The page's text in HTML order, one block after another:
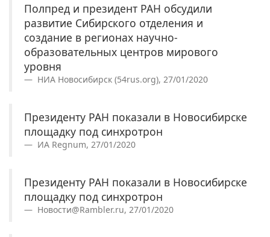
Полпред и президент РАН обсудили
развитие Сибирского отделения и
создание в регионах научно-
образовательных центров мирового
уровня
НИА Новосибирск (54rus.org), 27/01/2020
Президенту РАН показали в Новосибирске
площадку под синхротрон
ИА Regnum, 27/01/2020
Президенту РАН показали в Новосибирске
площадку под синхротрон
Новости@Rambler.ru, 27/01/2020